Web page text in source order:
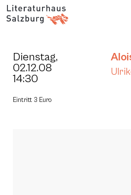
Dienstag,
02.12.08
14:30
Eintritt 3 Euro